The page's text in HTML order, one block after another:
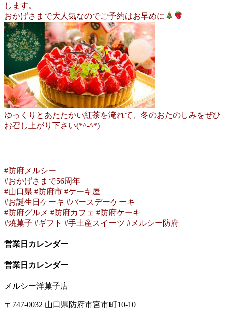
します。
おかげさまで大人気なのでご予約はお早めに
ゆっくりとあたたかい紅茶を淹れて、冬のおたのしみをぜひ
お召し上がり下さい(*^-^*)
#防府メルシー
#おかげさまで56周年
#山口県 #防府市 #ケーキ屋
#お誕生日ケーキ #バースデーケーキ
#防府グルメ #防府カフェ #防府ケーキ
#焼菓子 #ギフト #手土産スイーツ #メルシー防府
営業日カレンダー
営業日カレンダー
メルシー洋菓子店
〒747-0032 山口県防府市宮市町10-10